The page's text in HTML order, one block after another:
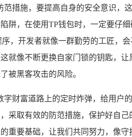
措施，要提高自身的安全意识
阱，在使用TP钱包时，一定要仔
，开发者就像一群勤劳的工匠，
就像不断更换自家门锁的钥匙，
被黑客攻击的风险。
财富道路上的定时炸弹，给用
采取有效的防范措施，保护好自
要基础，让我们共同努力，像